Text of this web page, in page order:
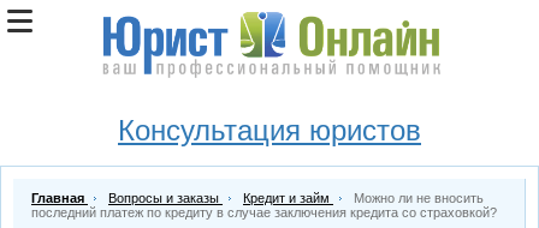
Консультация юристов
Главная Вопросы и заказы Кредит и займ
Можно ли не вносить
последний платеж по кредиту в случае заключения кредита со страховкой?